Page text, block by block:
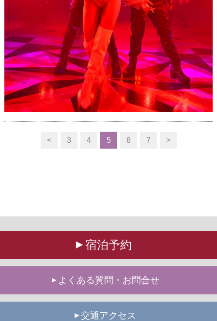
< 3 4 5 6 7 >
宿泊予約
よくある質問・お問合せ
交通アクセス